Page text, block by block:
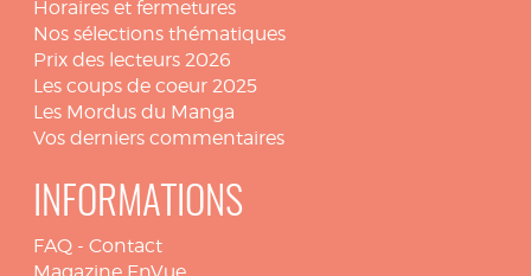
Horaires et fermetures
Nos sélections thématiques
Prix des lecteurs 2026
Les coups de coeur 2025
Les Mordus du Manga
Vos derniers commentaires
INFORMATIONS
FAQ - Contact